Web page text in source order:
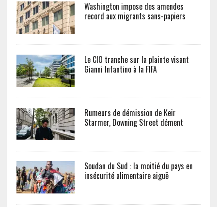
Washington impose des amendes
record aux migrants sans-papiers
Le CIO tranche sur la plainte visant
Gianni Infantino à la FIFA
Rumeurs de démission de Keir
Starmer, Downing Street dément
Soudan du Sud : la moitié du pays en
insécurité alimentaire aiguë